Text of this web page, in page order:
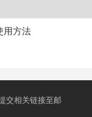
用方法
交相关链接至邮